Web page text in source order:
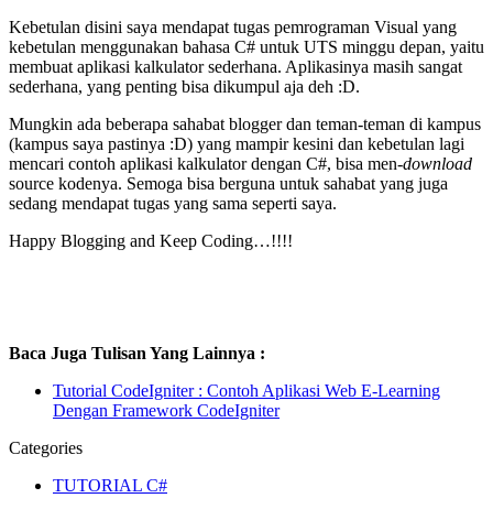
Kebetulan disini saya mendapat tugas pemrograman Visual yang
kebetulan menggunakan bahasa C# untuk UTS minggu depan, yaitu
membuat aplikasi kalkulator sederhana. Aplikasinya masih sangat
sederhana, yang penting bisa dikumpul aja deh :D.
Mungkin ada beberapa sahabat blogger dan teman-teman di kampus
(kampus saya pastinya :D) yang mampir kesini dan kebetulan lagi
mencari contoh aplikasi kalkulator dengan C#, bisa men-download
source kodenya. Semoga bisa berguna untuk sahabat yang juga
sedang mendapat tugas yang sama seperti saya.
Happy Blogging and Keep Coding…!!!!
Baca Juga Tulisan Yang Lainnya :
Tutorial CodeIgniter : Contoh Aplikasi Web E-Learning
Dengan Framework CodeIgniter
Categories
TUTORIAL C#